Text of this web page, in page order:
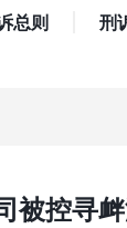
总则 刑
被控寻